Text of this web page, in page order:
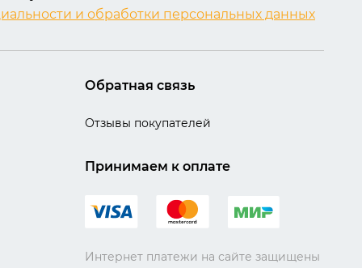
и обработки персональных данных
Обратная связь
Отзывы покупателей
Принимаем к оплате
Интернет платежи на сайте защищены